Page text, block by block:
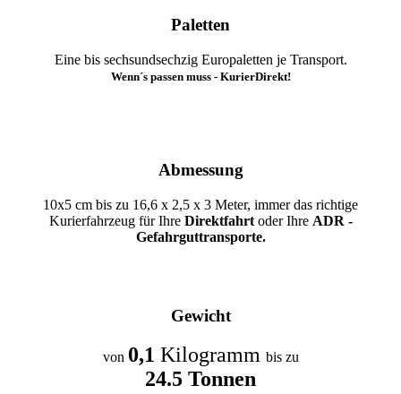
Paletten
Eine bis sechsundsechzig Europaletten je Transport.
Wenn´s passen muss - KurierDirekt!
Abmessung
10x5 cm bis zu 16,6 x 2,5 x 3 Meter, immer das richtige
Kurierfahrzeug für Ihre Direktfahrtoder Ihre ADR -
Gefahrguttransporte.
Gewicht
von 0,1 Kilogramm bis zu
24.5 Tonnen